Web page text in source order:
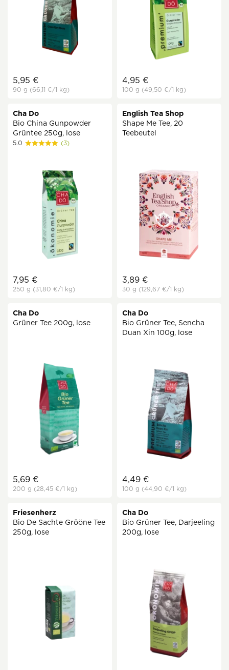
5,95 €
90 g (66,11 €/1 kg)
4,95 €
100 g (49,50 €/1 kg)
Cha Do
Bio China Gunpowder
Grüntee 250g, lose
5.0 (3)
7,95 €
250 g (31,80 €/1 kg)
English Tea Shop
Shape Me Tee, 20
Teebeutel
3,89 €
30 g (129,67 €/1 kg)
Cha Do
Grüner Tee 200g, lose
5,69 €
200 g (28,45 €/1 kg)
Cha Do
Bio Grüner Tee, Sencha
Duan Xin 100g, lose
4,49 €
100 g (44,90 €/1 kg)
Friesenherz
Bio De Sachte Grööne Tee
250g, lose
Cha Do
Bio Grüner Tee, Darjeeling
200g, lose